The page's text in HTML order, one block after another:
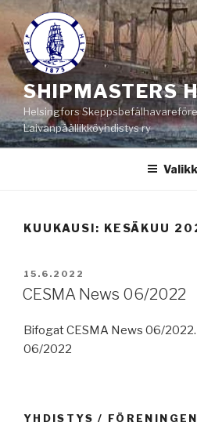
Siirry
sisältöön
SHIPMASTERS
Helsingfors
Laivanpäällikköyhdistys ry
KUUKAUSI: KESÄKUU
JULKAISTU
15.6.2022
CESMA News 06/2022
Bifogat CESMA News 06/
06/2022
YHDISTYS / FÖRENINGEN